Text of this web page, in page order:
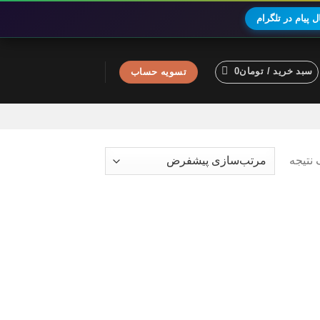
پیام در تلگرام
سبد خرید / تومان0 تسویه حساب